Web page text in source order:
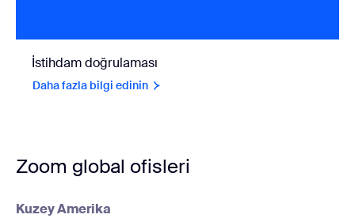
İstihdam doğrulaması
Daha fazla bilgi edinin
Zoom global ofisleri
Kuzey Amerika